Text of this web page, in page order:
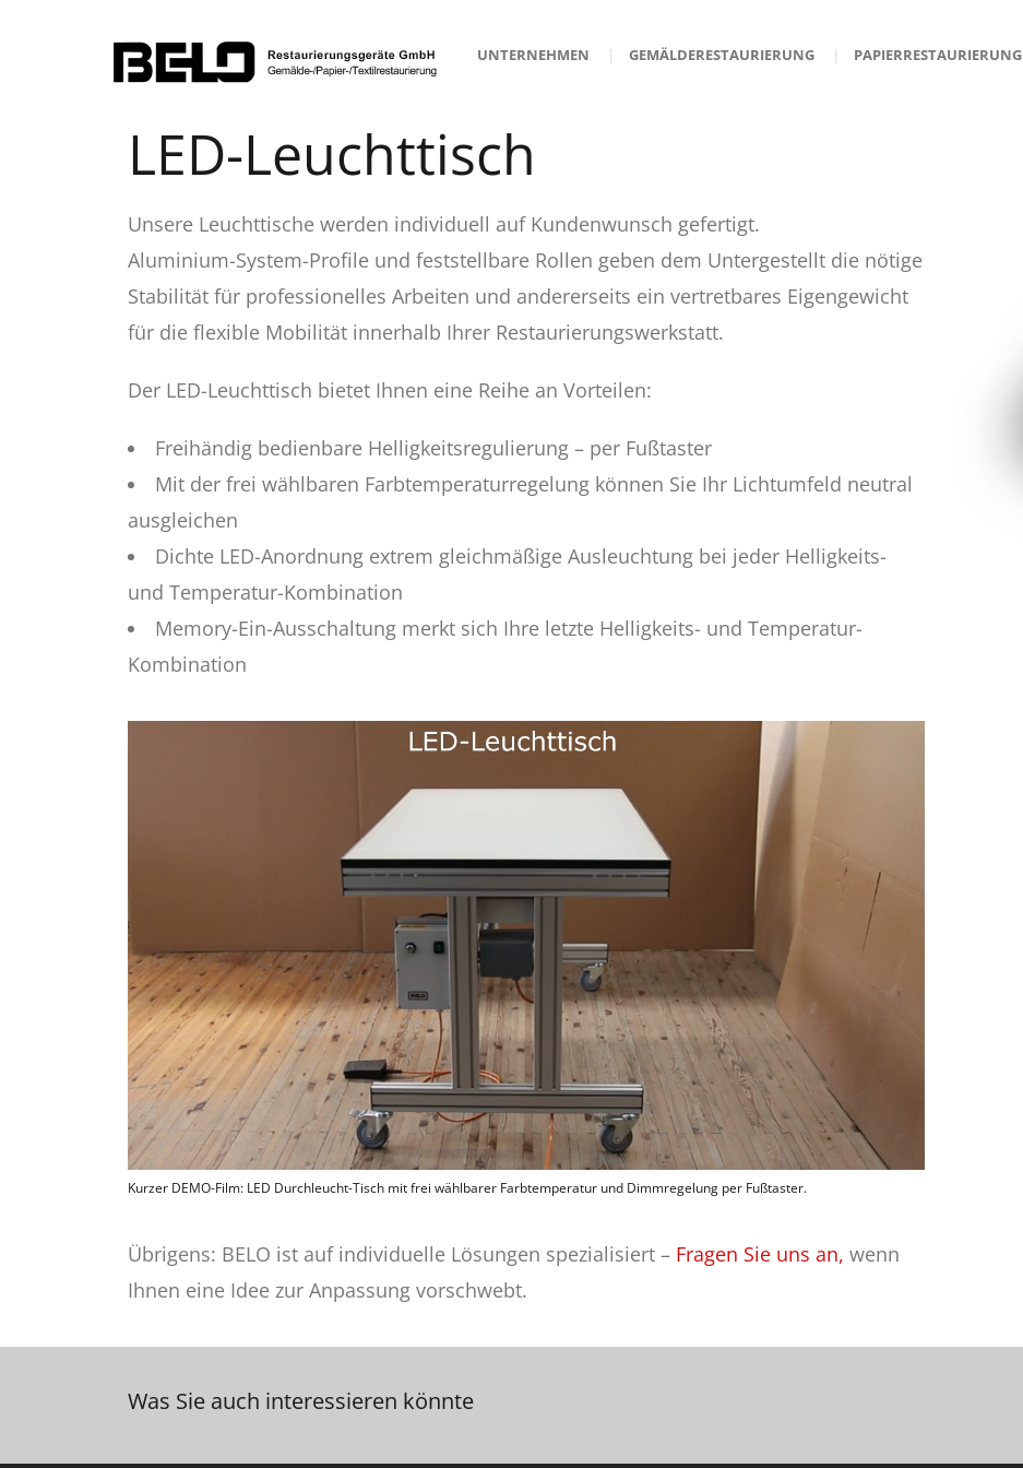
UNTERNEHMEN GEMÄLDERESTAURIERUNG PAPIERRESTAURIERUNG
LED-Leuchttisch
Unsere Leuchttische werden individuell auf Kundenwunsch gefertigt.
Aluminium-System-Profile und feststellbare Rollen geben dem Untergestellt die nötige
Stabilität für professionelles Arbeiten und andererseits ein vertretbares Eigengewicht
für die flexible Mobilität innerhalb Ihrer Restaurierungswerkstatt.
Der LED-Leuchttisch bietet Ihnen eine Reihe an Vorteilen:
Freihändig bedienbare Helligkeitsregulierung – per Fußtaster
Mit der frei wählbaren Farbtemperaturregelung können Sie Ihr Lichtumfeld neutral
ausgleichen
Dichte LED-Anordnung extrem gleichmäßige Ausleuchtung bei jeder Helligkeits-
und Temperatur-Kombination
Memory-Ein-Ausschaltung merkt sich Ihre letzte Helligkeits- und Temperatur-
Kombination
Kurzer DEMO-Film: LED Durchleucht-Tisch mit frei wählbarer Farbtemperatur und Dimmregelung per Fußtaster.
Übrigens: BELO ist auf individuelle Lösungen spezialisiert – Fragen Sie uns an, wenn
Ihnen eine Idee zur Anpassung vorschwebt.
Was Sie auch interessieren könnte